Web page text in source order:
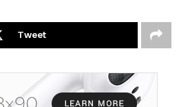
Tweet